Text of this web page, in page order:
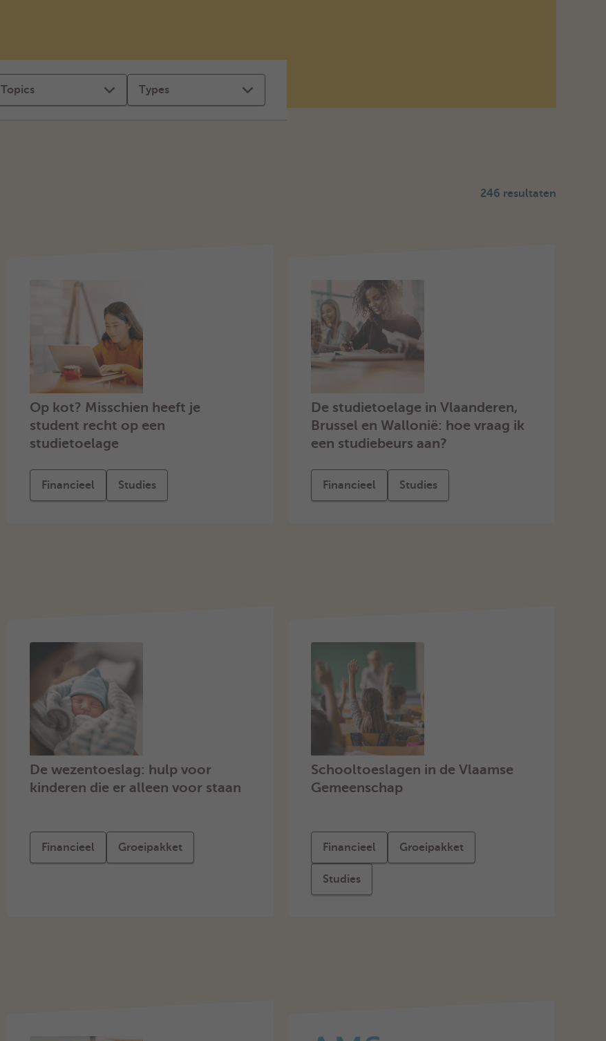
Topics Types
246 resultaten
Op kot? Misschien heeft je
student recht op een
studietoelage
Financieel Studies
De studietoelage in Vlaanderen,
Brussel en Wallonië: hoe vraag ik
een studiebeurs aan?
Financieel Studies
De wezentoeslag: hulp voor
kinderen die er alleen voor staan
Financieel Groeipakket
Schooltoeslagen in de Vlaamse
Gemeenschap
Financieel Groeipakket
Studies